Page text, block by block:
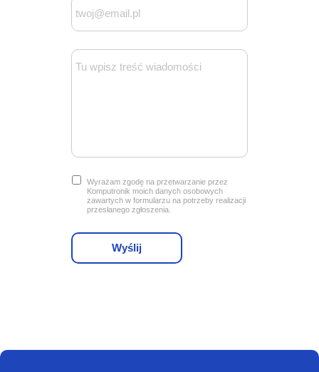
Wyrażam zgodę na przetwarzanie przez
Komputronik moich danych osobowych
zawartych w formularzu na potrzeby realizacji
przesłanego zgłoszenia.
Wyślij